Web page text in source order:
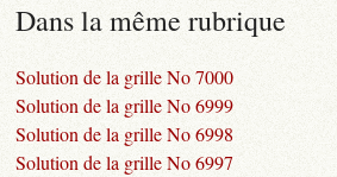
Dans la même rubrique
Solution de la grille No 7000
Solution de la grille No 6999
Solution de la grille No 6998
Solution de la grille No 6997